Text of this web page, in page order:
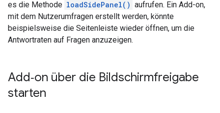
es die Methode loadSidePanel() aufrufen. Ein Add-on,
mit dem Nutzerumfragen erstellt werden, könnte
beispielsweise die Seitenleiste wieder öffnen, um die
Antwortraten auf Fragen anzuzeigen.
Add‑on über die Bildschirmfreigabe
starten